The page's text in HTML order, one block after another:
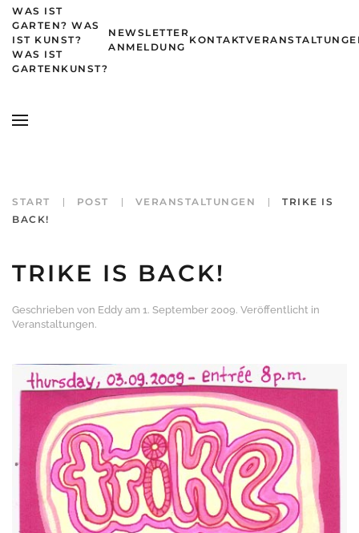
Zum Hauptinhalt springen
WAS IST
GARTEN? WAS
IST KUNST?
WAS IST
GARTENKUNST?
NEWSLETTER
ANMELDUNG
KONTAKT
START POST VERANSTALTUNGEN
TRIKE IS
BACK!
TRIKE IS BACK!
Geschrieben von Eddy am 1. September 2009. Veröffentlicht in
Veranstaltungen.